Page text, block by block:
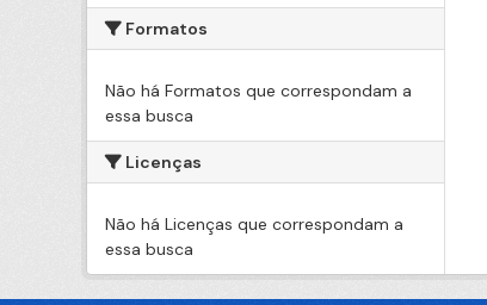
Formatos
Não há Formatos que correspondam a
essa busca
Licenças
Não há Licenças que correspondam a
essa busca